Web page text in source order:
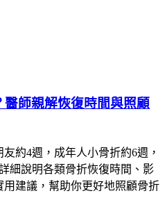
師親解恢復時間與照顧
約4週，成年人小骨折約6週，
細說明各類骨折恢復時間、影
建議，幫助你更好地照顧骨折